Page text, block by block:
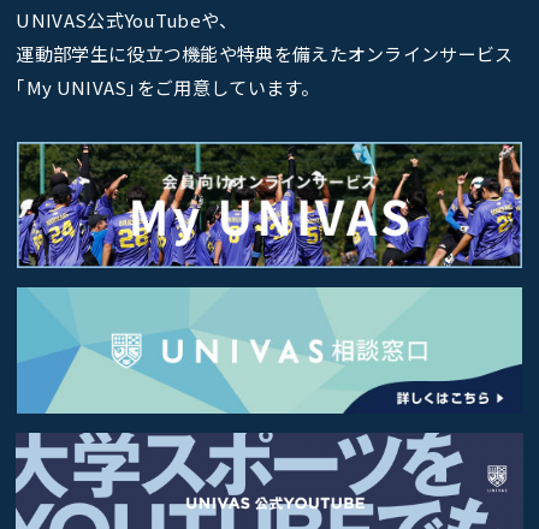
UNIVAS公式YouTubeや、
運動部学生に役立つ機能や特典を備えたオンラインサービス
｢My UNIVAS｣をご用意しています。